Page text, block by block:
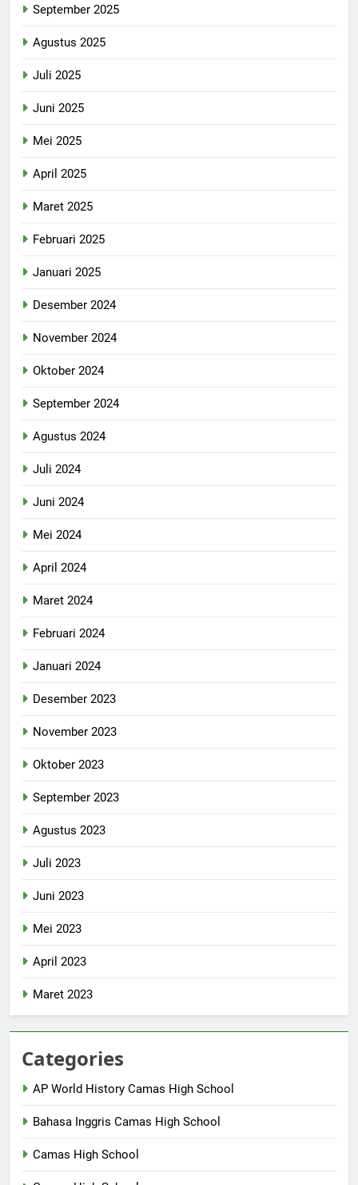
September 2025
Agustus 2025
Juli 2025
Juni 2025
Mei 2025
April 2025
Maret 2025
Februari 2025
Januari 2025
Desember 2024
November 2024
Oktober 2024
September 2024
Agustus 2024
Juli 2024
Juni 2024
Mei 2024
April 2024
Maret 2024
Februari 2024
Januari 2024
Desember 2023
November 2023
Oktober 2023
September 2023
Agustus 2023
Juli 2023
Juni 2023
Mei 2023
April 2023
Maret 2023
Categories
AP World History Camas High School
Bahasa Inggris Camas High School
Camas High School